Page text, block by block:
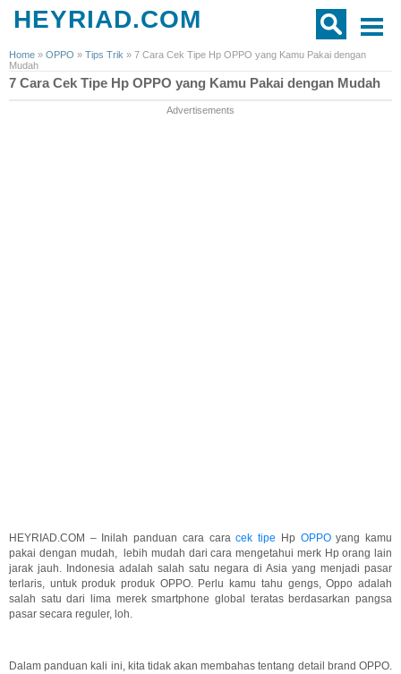
HEYRIAD.COM
Home » OPPO » Tips Trik » 7 Cara Cek Tipe Hp OPPO yang Kamu Pakai dengan
Mudah
7 Cara Cek Tipe Hp OPPO yang Kamu Pakai dengan Mudah
Advertisements
HEYRIAD.COM – Inilah panduan cara caracek tipe Hp OPPOyang kamu
pakai dengan mudah, lebih mudah dari cara mengetahui merk Hp orang lain
jarak jauh. Indonesia adalah salah satu negara di Asia yang menjadi pasar
terlaris, untuk produk produk OPPO. Perlu kamu tahu gengs, Oppo adalah
salah satu dari lima merek smartphone global teratas berdasarkan pangsa
pasar secara reguler, loh.
Dalam panduan kali ini, kita tidak akan membahas tentang detail brand OPPO.